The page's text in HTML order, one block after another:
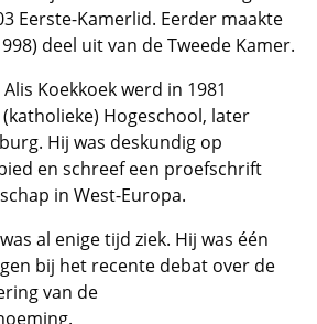
Eerste-Kamerlid. Eerder maakte
deel uit van de Tweede Kamer.
Koekkoek werd in 1981
Hogeschool, later
Hij was deskundig op
en schreef een proefschrift
in West-Europa.
al enige tijd ziek. Hij was één
bij het recente debat over de
van de